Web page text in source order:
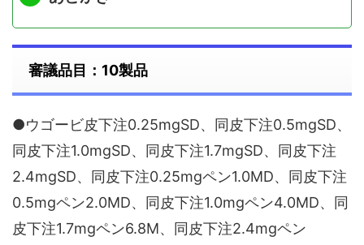
審議品目：10製品
●ウゴービ皮下注0.25mgSD、同皮下注0.5mgSD、
同皮下注1.0mgSD、同皮下注1.7mgSD、同皮下注
2.4mgSD、同皮下注0.25mgペン1.0MD、同皮下注
0.5mgペン2.0MD、同皮下注1.0mgペン4.0MD、同
皮下注1.7mgペン6.8M、同皮下注2.4mgペン